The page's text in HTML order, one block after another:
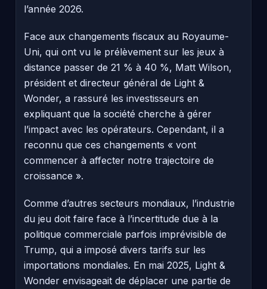
l’année 2026.
Face aux changements fiscaux au Royaume-
Uni, qui ont vu le prélèvement sur les jeux à
distance passer de 21 % à 40 %, Matt Wilson,
président et directeur général de Light &
Wonder, a rassuré les investisseurs en
expliquant que la société cherche à gérer
l’impact avec les opérateurs. Cependant, il a
reconnu que ces changements « vont
commencer à affecter notre trajectoire de
croissance ».
Comme d’autres secteurs mondiaux, l’industrie
du jeu doit faire face à l’incertitude due à la
politique commerciale parfois imprévisible de
Trump, qui a imposé divers tarifs sur les
importations mondiales. En mai 2025, Light &
Wonder envisageait de déplacer une partie de